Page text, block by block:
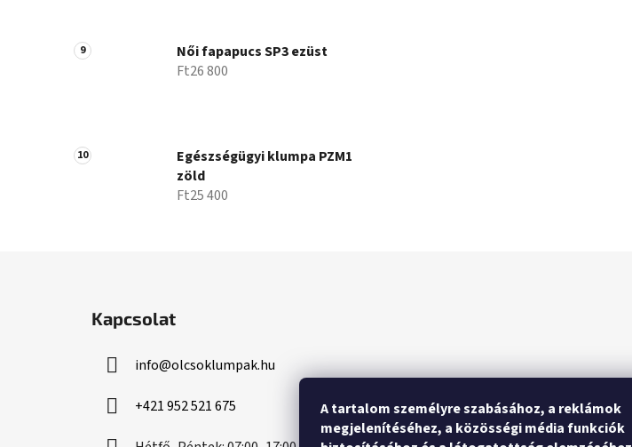
A tartalom személyre szabásához, a reklámok
megjelenítéséhez, a közösségi média funkciók
Női fapapucs SP3 ezüst
Ft26 800
Egészségügyi klumpa PZM1
zöld
Ft25 400
Kapcsolat
info@olcsoklumpak.hu
+421 952 521 675